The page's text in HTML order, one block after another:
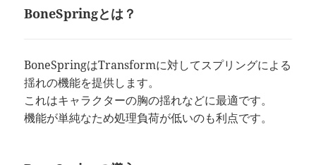
BoneSpringとは？
BoneSpringはTransformに対してスプリングによる
揺れの機能を提供します。
これはキャラクターの胸の揺れなどに最適です。
機能が単純なため処理負荷が低いのも利点です。